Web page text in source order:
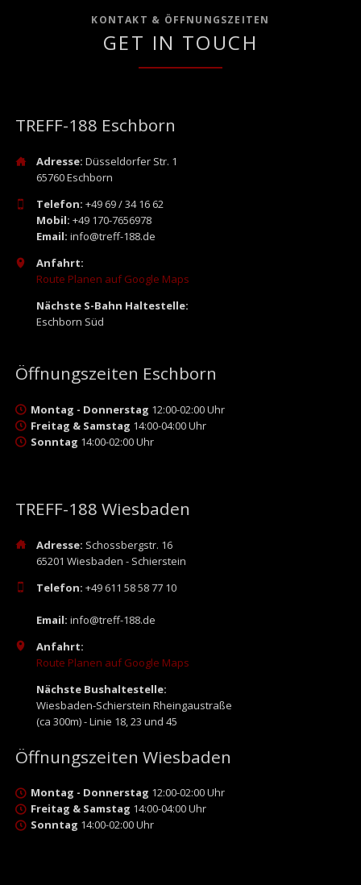
KONTAKT & ÖFFNUNGSZEITEN
GET IN TOUCH
TREFF-188 Eschborn
Adresse: Düsseldorfer Str. 1
65760 Eschborn
Telefon: +49 69 / 34 16 62
Mobil: +49 170-7656978
Email: info@treff-188.de
Anfahrt:
Route Planen auf Google Maps
Nächste S-Bahn Haltestelle:
Eschborn Süd
Öffnungszeiten Eschborn
Montag - Donnerstag 12:00-02:00 Uhr
Freitag & Samstag 14:00-04:00 Uhr
Sonntag 14:00-02:00 Uhr
TREFF-188 Wiesbaden
Adresse: Schossbergstr. 16
65201 Wiesbaden - Schierstein
Telefon: +49 611 58 58 77 10
Email: info@treff-188.de
Anfahrt:
Route Planen auf Google Maps
Nächste Bushaltestelle:
Wiesbaden-Schierstein Rheingaustraße
(ca 300m) - Linie 18, 23 und 45
Öffnungszeiten Wiesbaden
Montag - Donnerstag 12:00-02:00 Uhr
Freitag & Samstag 14:00-04:00 Uhr
Sonntag 14:00-02:00 Uhr